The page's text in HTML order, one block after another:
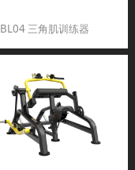
BL04 三角肌训练器